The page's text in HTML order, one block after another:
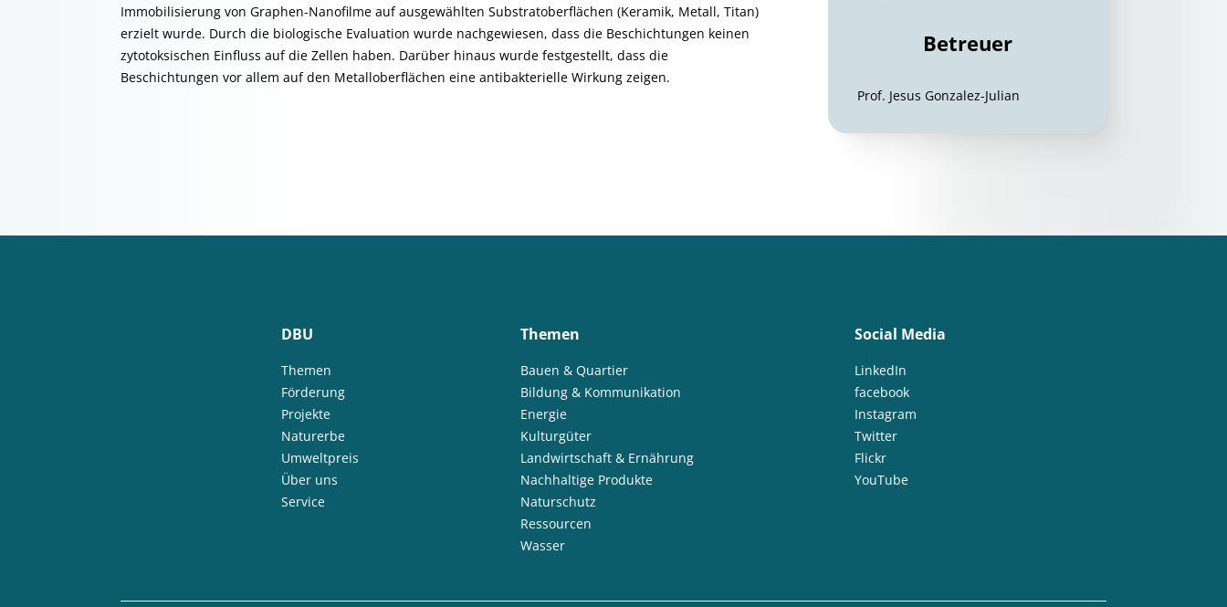
Immobilisierung von Graphen-Nanofilme auf ausgewählten Substratoberflächen (Keramik, Metall, Titan)
erzielt wurde. Durch die biologische Evaluation wurde nachgewiesen, dass die Beschichtungen keinen
zytotoksischen Einfluss auf die Zellen haben. Darüber hinaus wurde festgestellt, dass die
Beschichtungen vor allem auf den Metalloberflächen eine antibakterielle Wirkung zeigen.
Betreuer
Prof. Jesus Gonzalez-Julian
DBU
Themen
Förderung
Projekte
Naturerbe
Umweltpreis
Über uns
Service
Themen
Bauen & Quartier
Bildung & Kommunikation
Energie
Kulturgüter
Landwirtschaft & Ernährung
Nachhaltige Produkte
Naturschutz
Ressourcen
Wasser
Social Media
LinkedIn
facebook
Instagram
Twitter
Flickr
YouTube